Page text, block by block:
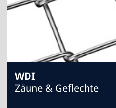
WDI
Zäune & Geflechte